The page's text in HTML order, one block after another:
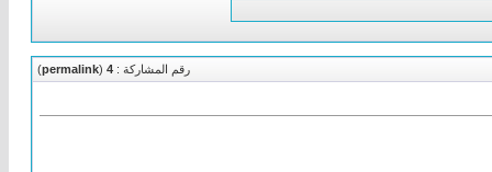
رقم المشاركة : 4
(
permalink
)